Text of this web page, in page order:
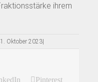
ihrem
Oktober 2023|
Pinterest